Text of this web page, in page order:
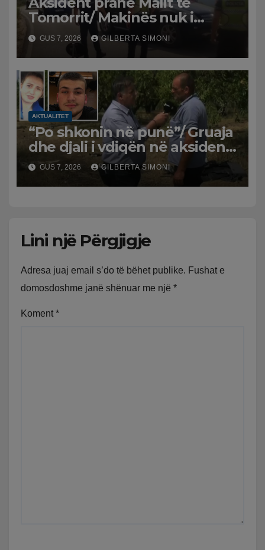
Tomorrit/ Makinës nuk i
punuan frenat dhe doli nga
rruga, plagosen 7 persona, dy
në gjendje të rëndë te
Trauma
GUS 7, 2026 GILBERTA SIMONI
AKTUALITET
“Po shkonin në punë”/ Gruaja
dhe djali i vdiqën në aksident,
shqiptari në Greqi prek
zemrat: Humba gjithçka!
GUS 7, 2026 GILBERTA SIMONI
Lini një Përgjigje
Adresa juaj email s’do të bëhet publike. Fushat e
domosdoshme janë shënuar me një *
Koment *